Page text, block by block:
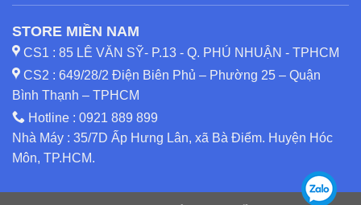
STORE MIỀN NAM
CS1 : 85 LÊ VĂN SỸ- P.13 - Q. PHÚ NHUẬN - TPHCM
CS2 : 649/28/2 Điện Biên Phủ – Phường 25 – Quận
Bình Thạnh – TPHCM
Hotline : 0921 889 899
Nhà Máy : 35/7D Ấp Hưng Lân, xã Bà Điểm. Huyện Hóc
Môn, TP.HCM.